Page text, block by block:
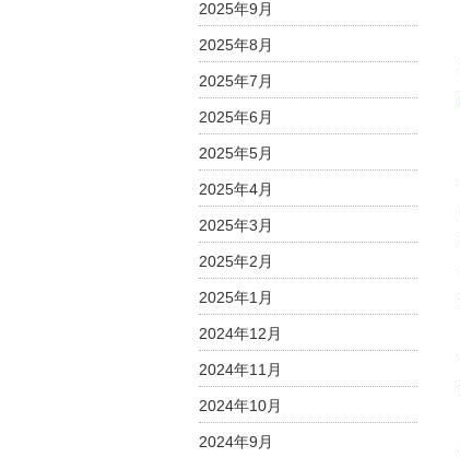
2025年9月
2025年8月
2025年7月
2025年6月
2025年5月
2025年4月
2025年3月
2025年2月
2025年1月
2024年12月
2024年11月
2024年10月
2024年9月